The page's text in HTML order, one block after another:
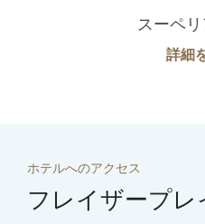
スーペ
詳細
ホテルへのアクセス
フレイザープレ